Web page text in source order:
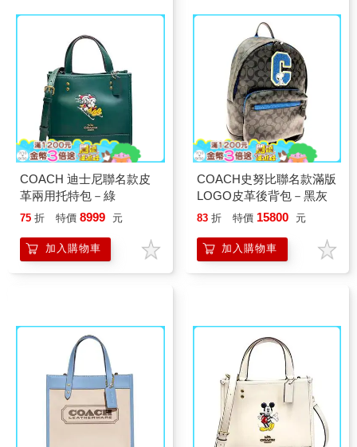
COACH 迪士尼聯名款皮
革兩用托特包－綠
75 折 特價 8999 元
加入購物車
COACH史努比聯名款滿版
LOGO皮革後背包－黑灰
83 折 特價 15800 元
加入購物車